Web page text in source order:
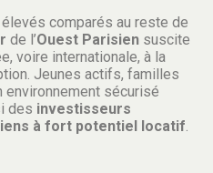
comparés au reste de
de l’Ouest Parisien suscite
voire internationale, à la
Jeunes actifs, familles
environnement sécurisé
des investisseurs
à fort potentiel locatif.